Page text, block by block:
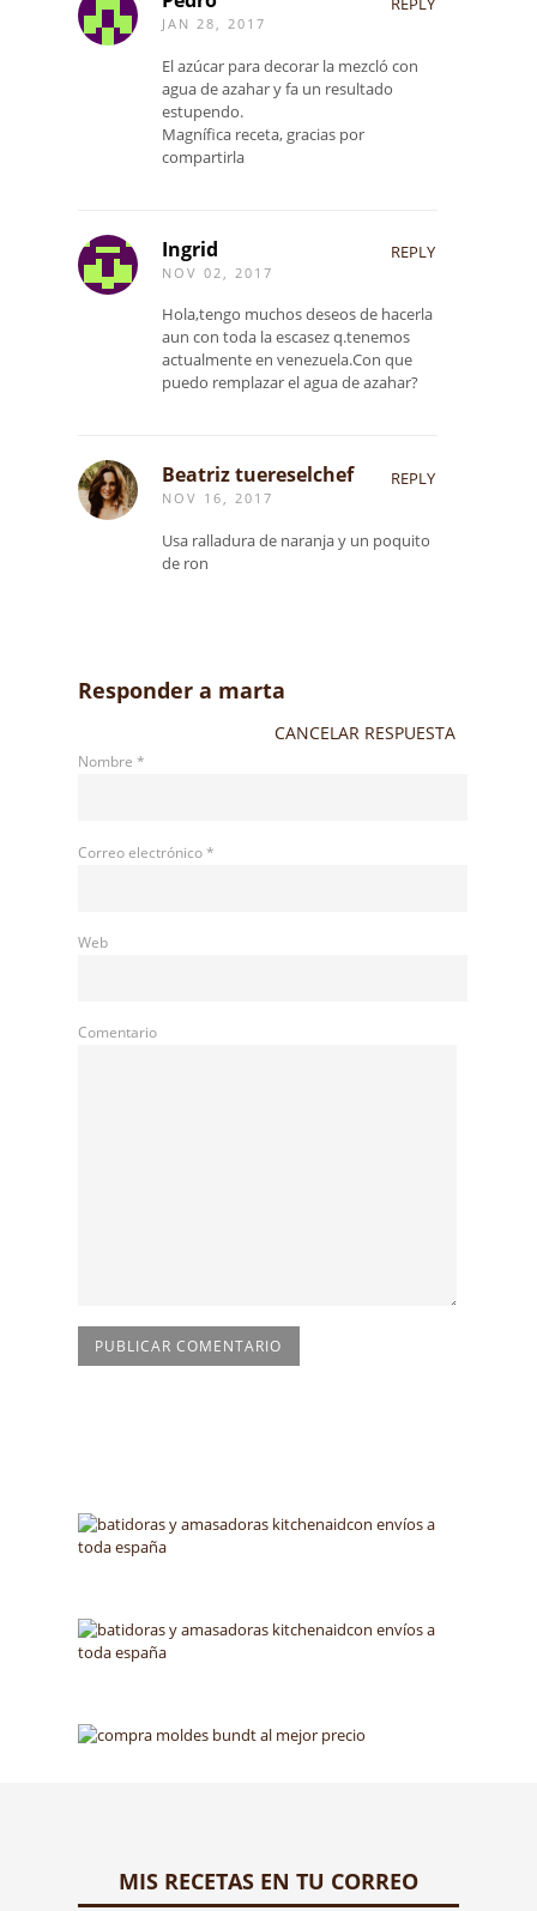
JAN 28, 2017
El azúcar para decorar la mezcló con
agua de azahar y fa un resultado
estupendo.
Magnífica receta, gracias por
compartirla
Ingrid
NOV 02, 2017
REPLY
Hola,tengo muchos deseos de hacerla
aun con toda la escasez q.tenemos
actualmente en venezuela.Con que
puedo remplazar el agua de azahar?
Beatriz tuereselchef
NOV 16, 2017
REPLY
Usa ralladura de naranja y un poquito
de ron
Responder a marta
CANCELAR RESPUESTA
Nombre *
Correo electrónico*
Web
Comentario
MIS RECETAS EN TU CORREO